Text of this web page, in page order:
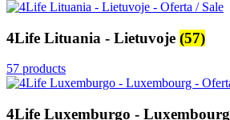
4Life Lituania - Lietuvoje (57)
57 products
4Life Luxemburgo - Luxembourg